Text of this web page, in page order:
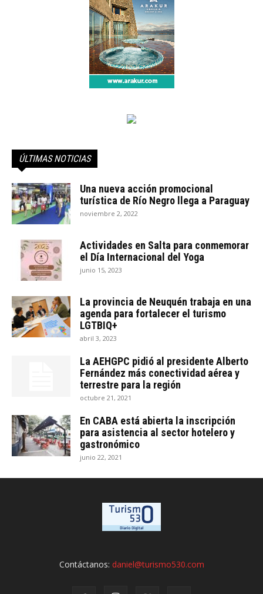
ÚLTIMAS NOTICIAS
Una nueva acción promocional
turística de Río Negro llega a Paraguay
noviembre 2, 2022
Actividades en Salta para conmemorar
el Día Internacional del Yoga
junio 15, 2023
La provincia de Neuquén trabaja en una
agenda para fortalecer el turismo
LGTBIQ+
abril 3, 2023
La AEHGPC pidió al presidente Alberto
Fernández más conectividad aérea y
terrestre para la región
octubre 21, 2021
En CABA está abierta la inscripción
para asistencia al sector hotelero y
gastronómico
junio 22, 2021
Contáctanos: daniel@turismo530.com